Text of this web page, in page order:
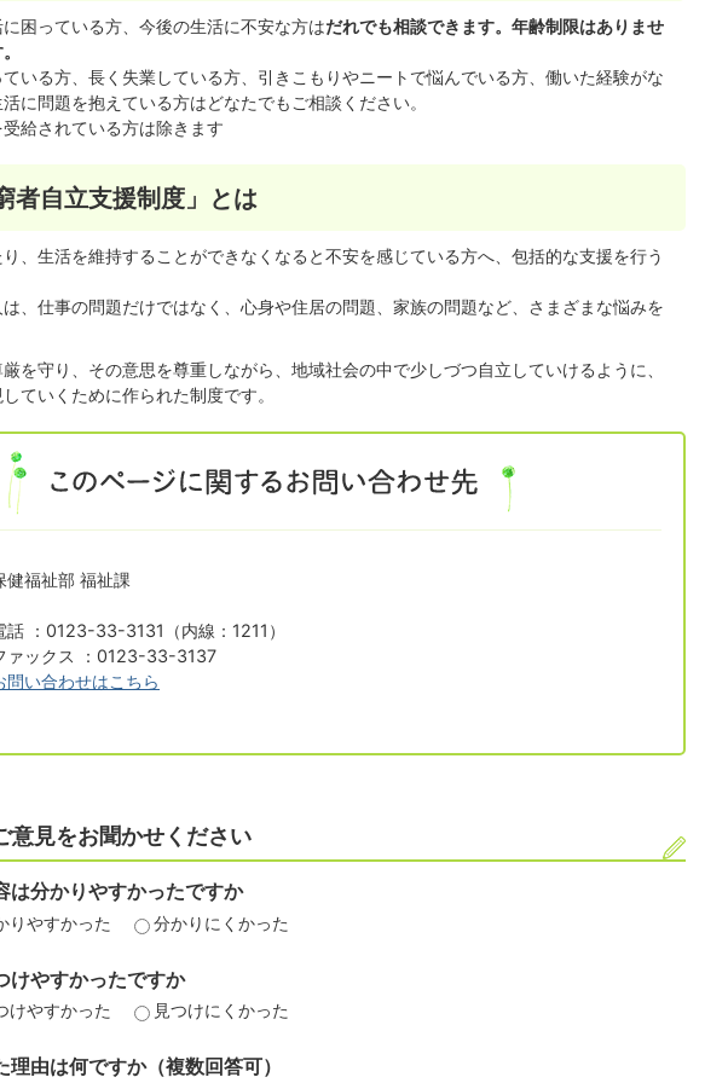
困っている方、今後の生活に不安な方はだれでも相談できます。年齢制限はありませ
いる方、長く失業している方、引きこもりやニートで悩んでいる方、働いた経験がな
に問題を抱えている方はどなたでもご相談ください。
受給されている方は除きます
者自立支援制度」とは
、生活を維持することができなくなると不安を感じている方へ、包括的な支援を行う
、仕事の問題だけではなく、心身や住居の問題、家族の問題など、さまざまな悩みを
を守り、その意思を尊重しながら、地域社会の中で少しづつ自立していけるように、
ていくために作られた制度です。
健福祉部 福祉課
話 ：0123-33-3131（内線：1211）
ァックス ：0123-33-3137
問い合わせはこちら
意見をお聞かせください
は分かりやすかったですか
りやすかった 分かりにくかった
けやすかったですか
けやすかった 見つけにくかった
理由は何ですか（複数回答可）